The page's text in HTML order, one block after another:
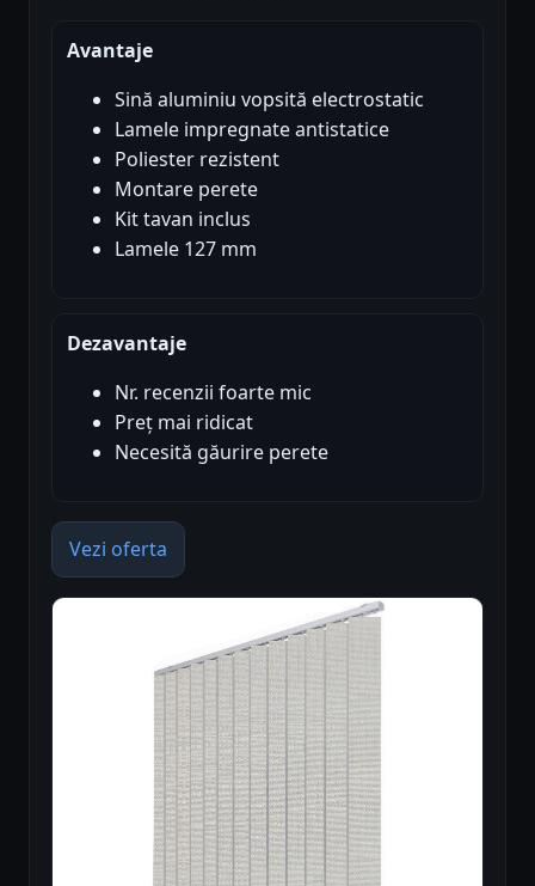
Avantaje
Sină aluminiu vopsită electrostatic
Lamele impregnate antistatice
Poliester rezistent
Montare perete
Kit tavan inclus
Lamele 127 mm
Dezavantaje
Nr. recenzii foarte mic
Preț mai ridicat
Necesită găurire perete
Vezi oferta